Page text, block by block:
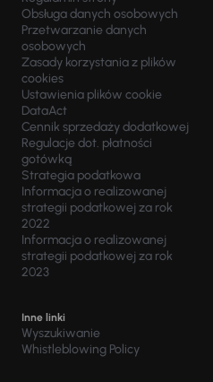
Obsługa danych osobowych
Przetwarzanie danych
osobowych
Zasady korzystania z plików
cookies
Ustawienia plików cookie
DataAct
Cennik sprzedaży dodatkowej
Regulacje dot. płatności
gotówką
Strategia podatkowa
Informacja o realizowanej
strategii podatkowej za rok
2022
Informacja o realizowanej
strategii podatkowej za rok
2023
Inne linki
Wyszukiwanie
Whistleblowing Policy